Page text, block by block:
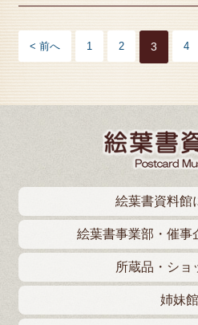
< 前へ 1 2 3 4
絵葉書資料館
絵葉書事業部・催事
所蔵品・ショ
姉妹館